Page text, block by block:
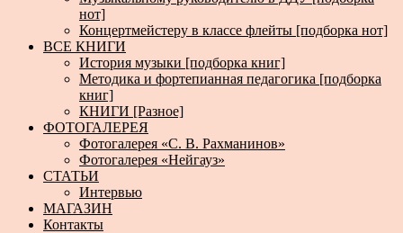
нот]
Концертмейстеру в классе флейты [подборка нот]
ВСЕ КНИГИ
История музыки [подборка книг]
Методика и фортепианная педагогика [подборка
книг]
КНИГИ [Разное]
ФОТОГАЛЕРЕЯ
Фотогалерея «С. В. Рахманинов»
Фотогалерея «Нейгауз»
СТАТЬИ
Интервью
МАГАЗИН
Контакты